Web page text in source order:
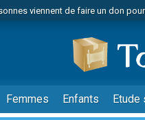
viennent de faire un don
viennent de demander une
viennent de nous rejoindre sur
49 places pour étudier en groupe
viennent de faire un don
Femmes Enfants Etude